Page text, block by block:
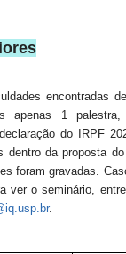
encontradas
apenas 1
do IRPF
dentro da proposta
foram gravadas.
ver o seminário,
.